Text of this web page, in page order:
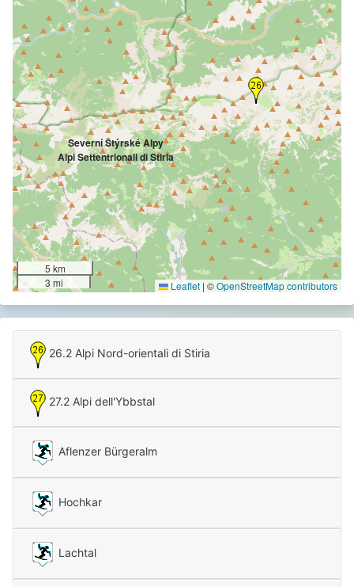
Severní Štýrské Alpy
Alpi Settentrionali di Stiria
5 km
3 mi
Leaflet | ©OpenStreetMap contributors
26.2 Alpi Nord-orientali di Stiria
27.2 Alpi dell'Ybbstal
Aflenzer Bürgeralm
Hochkar
Lachtal